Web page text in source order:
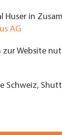
Huser in
AG
zur Website
Schweiz,